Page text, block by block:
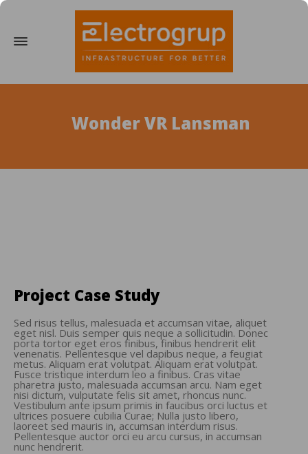
Wonder VR Lansman
Project Case Study
Sed risus tellus, malesuada et accumsan vitae, aliquet
eget nisl. Duis semper quis neque a sollicitudin. Donec
porta tortor eget eros finibus, finibus hendrerit elit
venenatis. Pellentesque vel dapibus neque, a feugiat
metus. Aliquam erat volutpat. Aliquam erat volutpat.
Fusce tristique interdum leo a finibus. Cras vitae
pharetra justo, malesuada accumsan arcu. Nam eget
nisi dictum, vulputate felis sit amet, rhoncus nunc.
Vestibulum ante ipsum primis in faucibus orci luctus et
ultrices posuere cubilia Curae; Nulla justo libero,
laoreet sed mauris in, accumsan interdum risus.
Pellentesque auctor orci eu arcu cursus, in accumsan
nunc hendrerit.